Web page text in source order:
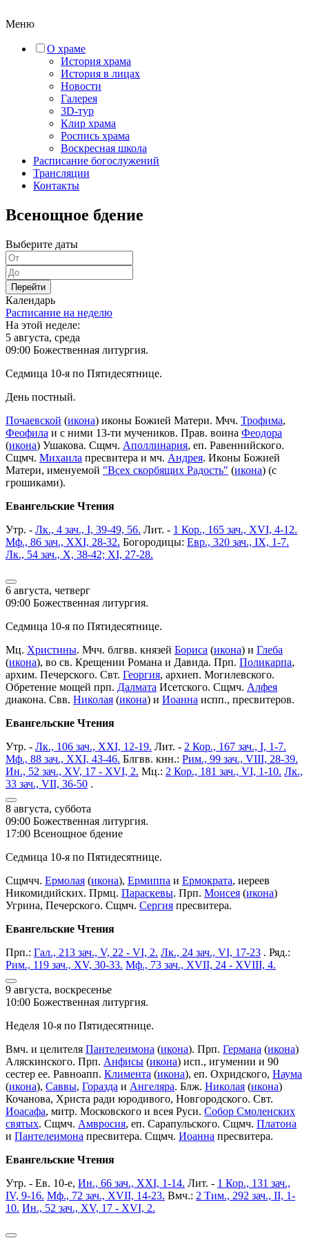
Меню
О храме
История храма
История в лицах
Новости
Галерея
3D-тур
Клир храма
Роспись храма
Воскресная школа
Расписание богослужений
Трансляции
Контакты
Всенощное бдение
Выберите даты
Перейти
Календарь
Расписание на неделю
На этой неделе:
5 августа, среда
09:00 Божественная литургия.
Седмица 10-я по Пятидесятнице.
День постный.
Почаевской (икона) иконы Божией Матери. Мчч. Трофима,
Феофила и с ними 13-ти мучеников. Прав. воина Феодора
(икона) Ушакова. Сщмч. Аполлинария, еп. Равеннийского.
Сщмч. Михаила пресвитера и мч. Андрея. Иконы Божией
Матери, именуемой "Всех скорбящих Радость" (икона) (с
грошиками).
Евангельские Чтения
Утр. - Лк., 4 зач., I, 39-49, 56. Лит. - 1 Кор., 165 зач., XVI, 4-12.
Мф., 86 зач., XXI, 28-32. Богородицы: Евр., 320 зач., IX, 1-7.
Лк., 54 зач., X, 38-42; XI, 27-28.
6 августа, четверг
09:00 Божественная литургия.
Седмица 10-я по Пятидесятнице.
Мц. Христины. Мчч. блгвв. князей Бориса (икона) и Глеба
(икона), во св. Крещении Романа и Давида. Прп. Поликарпа,
архим. Печерского. Свт. Георгия, архиеп. Могилевского.
Обретение мощей прп. Далмата Исетского. Сщмч. Алфея
диакона. Свв. Николая (икона) и Иоанна испп., пресвитеров.
Евангельские Чтения
Утр. - Лк., 106 зач., XXI, 12-19. Лит. - 2 Кор., 167 зач., I, 1-7.
Мф., 88 зач., XXI, 43-46. Блгвв. кнн.: Рим., 99 зач., VIII, 28-39.
Ин., 52 зач., XV, 17 - XVI, 2. Мц.: 2 Кор., 181 зач., VI, 1-10. Лк.,
33 зач., VII, 36-50 .
8 августа, суббота
09:00 Божественная литургия.
17:00 Всенощное бдение
Седмица 10-я по Пятидесятнице.
Сщмчч. Ермолая (икона), Ермиппа и Ермократа, иереев
Никомидийских. Прмц. Параскевы. Прп. Моисея (икона)
Угрина, Печерского. Сщмч. Сергия пресвитера.
Евангельские Чтения
Прп.: Гал., 213 зач., V, 22 - VI, 2. Лк., 24 зач., VI, 17-23 . Ряд.:
Рим., 119 зач., XV, 30-33. Мф., 73 зач., XVII, 24 - XVIII, 4.
9 августа, воскресенье
10:00 Божественная литургия.
Неделя 10-я по Пятидесятнице.
Вмч. и целителя Пантелеимона (икона). Прп. Германа (икона)
Аляскинского. Прп. Анфисы (икона) исп., игумении и 90
сестер ее. Равноапп. Климента (икона), еп. Охридского, Наума
(икона), Саввы, Горазда и Ангеляра. Блж. Николая (икона)
Кочанова, Христа ради юродивого, Новгородского. Свт.
Иоасафа, митр. Московского и всея Руси. Собор Смоленских
святых. Сщмч. Амвросия, еп. Сарапульского. Сщмч. Платона
и Пантелеимона пресвитера. Сщмч. Иоанна пресвитера.
Евангельские Чтения
Утр. - Ев. 10-е, Ин., 66 зач., XXI, 1-14. Лит. - 1 Кор., 131 зач.,
IV, 9-16. Мф., 72 зач., XVII, 14-23. Вмч.: 2 Тим., 292 зач., II, 1-
10. Ин., 52 зач., XV, 17 - XVI, 2.